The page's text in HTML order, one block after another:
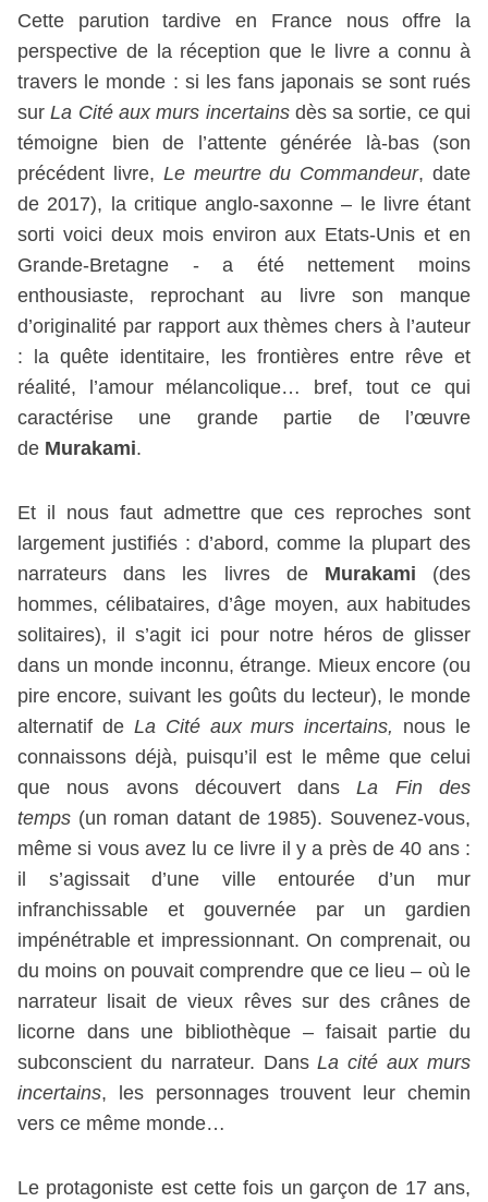
Cette parution tardive en France nous offre la
perspective de la réception que le livre a connu à
travers le monde : si les fans japonais se sont rués
surLa Cité aux murs incertainsdès sa sortie, ce qui
témoigne bien de l’attente générée là-bas (son
précédent livre, Le meurtre du Commandeur, date
de 2017), la critique anglo-saxonne – le livre étant
sorti voici deux mois environ aux Etats-Unis et en
Grande-Bretagne - a été nettement moins
enthousiaste, reprochant au livre son manque
d’originalité par rapport aux thèmes chers à l’auteur
: la quête identitaire, les frontières entre rêve et
réalité, l’amour mélancolique… bref, tout ce qui
caractérise une grande partie de l’œuvre
de Murakami.
Et il nous faut admettre que ces reproches sont
largement justifiés : d’abord, comme la plupart des
narrateurs dans les livres de Murakami (des
hommes, célibataires, d’âge moyen, aux habitudes
solitaires), il s’agit ici pour notre héros de glisser
dans un monde inconnu, étrange. Mieux encore (ou
pire encore, suivant les goûts du lecteur), le monde
alternatif de La Cité aux murs incertains, nous le
connaissons déjà, puisqu’il est le même que celui
que nous avons découvert dansLa Fin des
temps (un roman datant de 1985). Souvenez-vous,
même si vous avez lu ce livre il y a près de 40 ans :
il s’agissait d’une ville entourée d’un mur
infranchissable et gouvernée par un gardien
impénétrable et impressionnant. On comprenait, ou
du moins on pouvait comprendre que ce lieu – où le
narrateur lisait de vieux rêves sur des crânes de
licorne dans une bibliothèque – faisait partie du
subconscient du narrateur. DansLa cité aux murs
incertains, les personnages trouvent leur chemin
vers ce même monde…
Le protagoniste est cette fois un garçon de 17 ans,